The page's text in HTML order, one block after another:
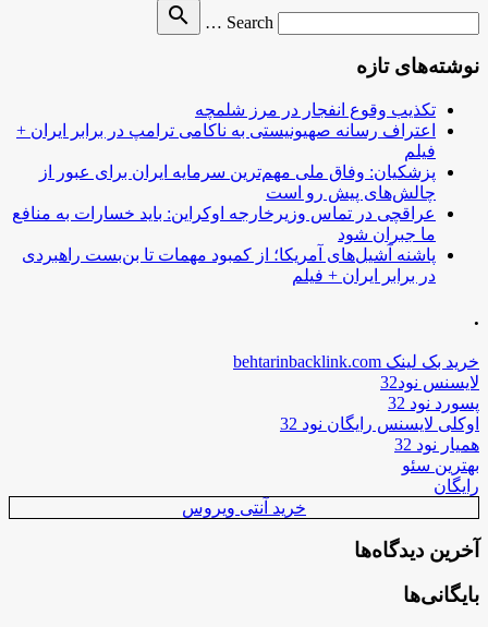
Search …
search
نوشته‌های تازه
تکذیب وقوع انفجار در مرز شلمچه
اعتراف رسانه صهیونیستی به ناکامی ترامپ در برابر ایران +
فیلم
پزشکیان: وفاق ملی مهم‌ترین سرمایه ایران برای عبور از
چالش‌های پیش رو است
عراقچی در تماس وزیرخارجه اوکراین: باید خسارات به منافع
ما جبران شود
پاشنه آشیل‌های آمریکا؛ از کمبود مهمات تا بن‌بست راهبردی
در برابر ایران + فیلم
.
خرید بک لینک behtarinbacklink.com
لایسنس نود32
پسورد نود 32
اوکلی لایسنس رایگان نود 32
همیار نود 32
بهترین سئو
رایگان
خرید آنتی ویروس
آخرین دیدگاه‌ها
بایگانی‌ها